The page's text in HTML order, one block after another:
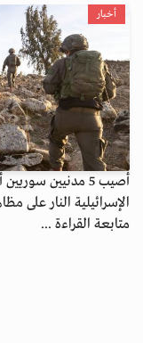
أخبار
أصيب 5 مدنيين
الإسرائيلية النار على
متابعة القراءة ...